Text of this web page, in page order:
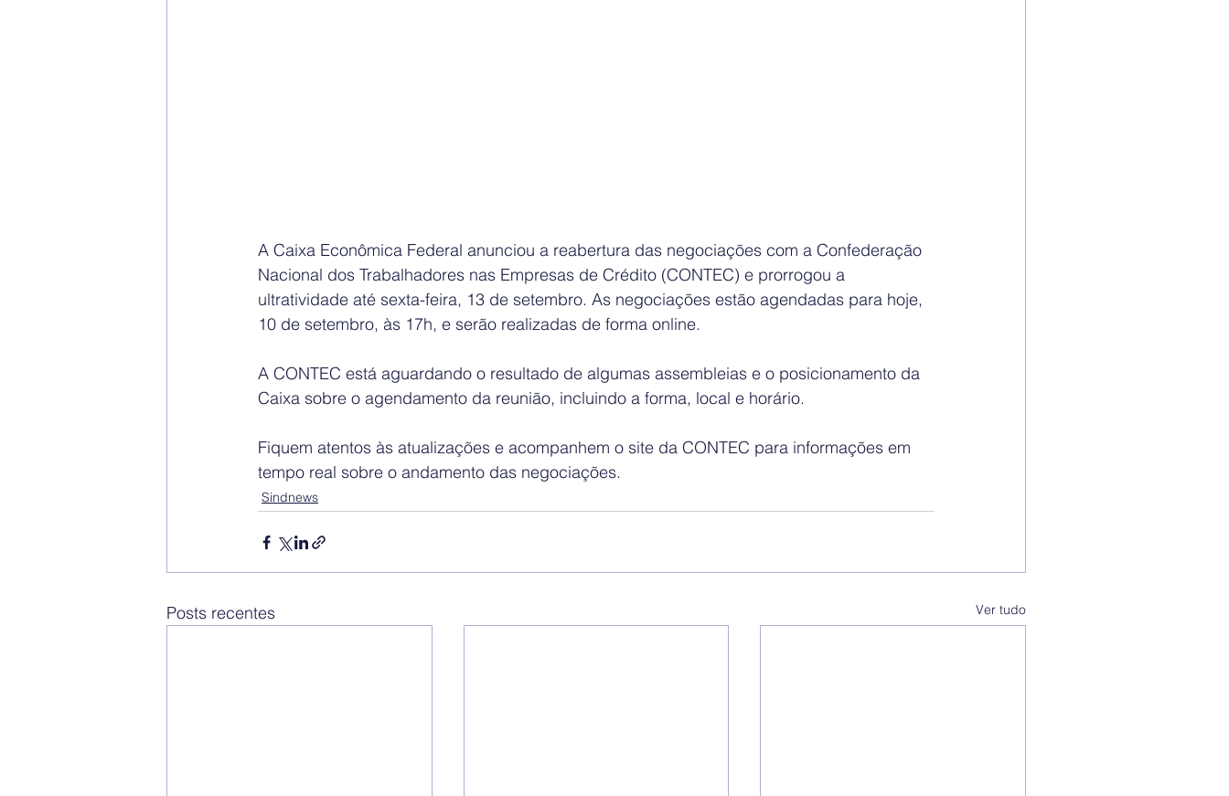
A Caixa Econômica Federal anunciou a reabertura das negociações com a Confederação
Nacional dos Trabalhadores nas Empresas de Crédito (CONTEC) e prorrogou a
ultratividade até sexta-feira, 13 de setembro. As negociações estão agendadas para hoje,
10 de setembro, às 17h, e serão realizadas de forma online.
A CONTEC está aguardando o resultado de algumas assembleias e o posicionamento da
Caixa sobre o agendamento da reunião, incluindo a forma, local e horário.
Fiquem atentos às atualizações e acompanhem o site da CONTEC para informações em
tempo real sobre o andamento das negociações.
Sindnews
Posts recentes Ver tudo